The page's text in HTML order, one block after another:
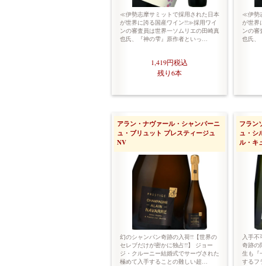
≪伊勢志摩サミットで採用された日本
が世界に誇る国産ワイン!!≫採用ワイ
ンの審査員は世界一ソムリエの田崎真
也氏、『神の雫』原作者といっ…
1,419円税込
残り6本
≪伊勢
が世界
ンの審
也氏、
アラン・ナヴァール・シャンパーニ
ュ・ブリュット プレスティージュ
NV
幻のシャンパン奇跡の入荷!!【世界の
セレブだけが密かに独占!!】 ジョー
ジ・クルーニー結婚式でサーヴされた
極めて入手することの難しい超…
フラン
ュ・シ
ル・キ
入手不
奇跡の
生も『
するフ